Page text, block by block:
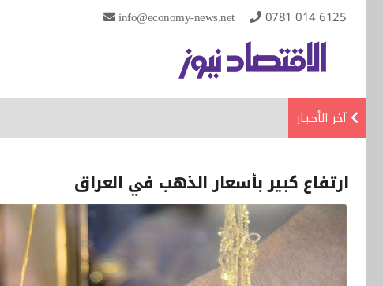
info@economy-news.net 0781 014 6125
آخر الأخـبـار
ارتفاع كبير بأسعار الذهب في العراق